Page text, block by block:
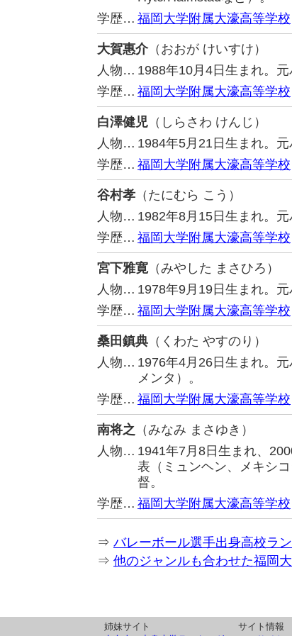
学歴… 福岡大学附属大濠高等学校
大賀惠介（おおが けいすけ）
人物… 1988年10月4日生まれ。
学歴… 福岡大学附属大濠高等学校
白澤健児 （しらさわ けんじ）
人物… 1984年5月21日生まれ。
学歴… 福岡大学附属大濠高等学校
谷村孝 （たにむら こう）
人物… 1982年8月15日生まれ。
学歴… 福岡大学附属大濠高等学校
宮下雅寛（みやした まさひろ）
人物… 1978年9月19日生まれ。
学歴… 福岡大学附属大濠高等学校
桑田鎮典 （くわた やすのり）
人物… 1976年4月26日生まれ。
メンタ）。
学歴… 福岡大学附属大濠高等学校
南将之 （みなみ まさゆき）
人物… 1941年7月8日生まれ、
表（ミュンヘン、メキシ
督。
学歴… 福岡大学附属大濠高等学校
⇒ バレーボール選手出身高校ラ
⇒ 他のジャンルも合わせた福岡
姉妹サイト
サイト情報